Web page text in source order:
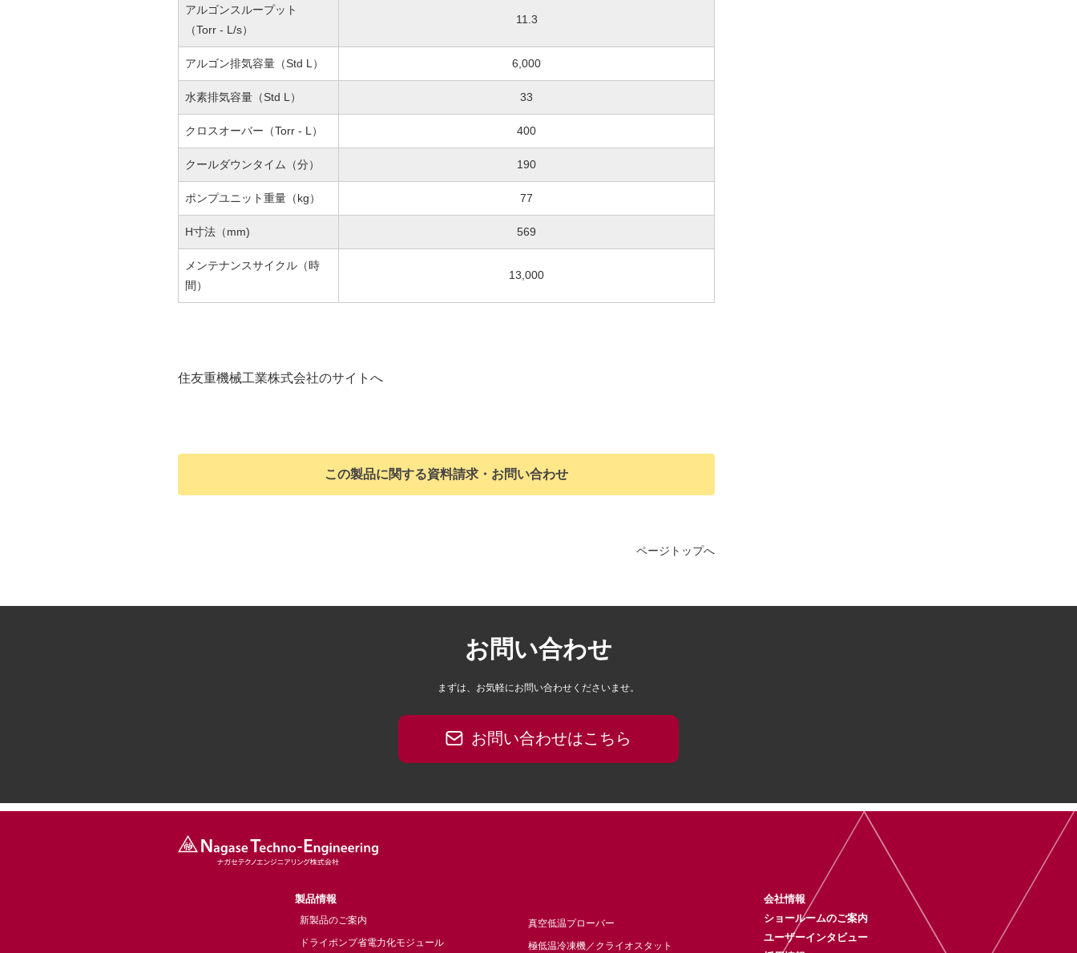
アルゴンスループット
（Torr - L/s）
11.3
アルゴン排気容量（Std L） 6,000
水素排気容量（Std L） 33
クロスオーバー（Torr - L） 400
クールダウンタイム（分） 190
ポンプユニット重量（kg） 77
H寸法（mm) 569
メンテナンスサイクル（時
間）
13,000
住友重機械工業株式会社のサイトへ
この製品に関する資料請求・お問い合わせ
ページトップへ
お問い合わせ
まずは、お気軽にお問い合わせくださいませ。
お問い合わせはこちら
製品情報
新製品のご案内
ドライポンプ省電力化モジュール
真空低温プローバー
極低温冷凍機／クライオスタット
会社情報
ショールームのご案内
ユーザーインタビュー